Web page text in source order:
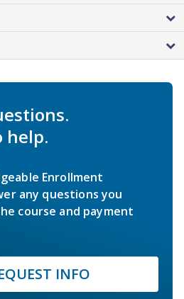
help.
Enrollment
any questions you
course and payment
INFO